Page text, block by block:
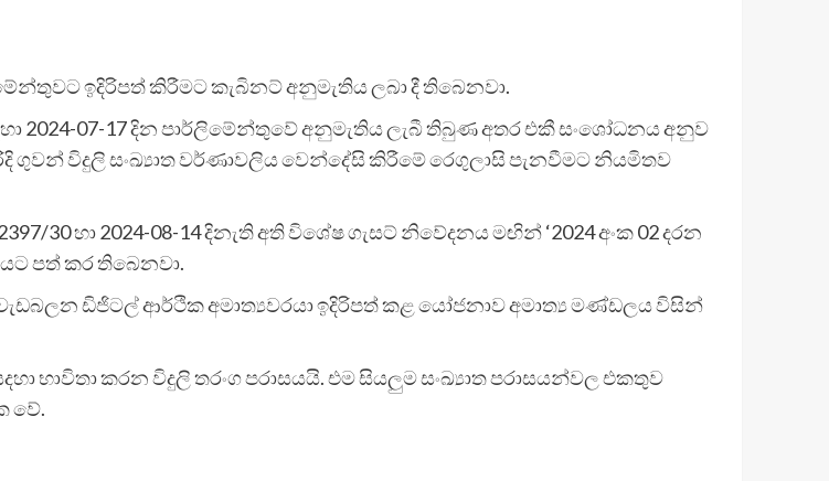
ඉදිරිපත් කිරීමට කැබිනට් අනුමැතිය ලබා දී තිබෙනවා.
2024-07-17 දින පාර්ලිමේන්තුවේ අනුමැතිය ලැබී තිබුණ අතර එකී සංශෝධනය අනුව
විදුලි සංඛ්‍යාත වර්ණාවලිය වෙන්දේසි කිරීමේ රෙගුලාසි පැනවීමට නියමිතව
30 හා 2024-08-14 දිනැති අති විශේෂ ගැසට් නිවේදනය මඟින් ‘2024 අංක 02 දරන
පත් කර තිබෙනවා.
ඩිජිටල් ආර්ථික අමාත්‍යවරයා ඉදිරිපත් කළ යෝජනාව අමාත්‍ය මණ්ඩලය විසින්
භාවිතා කරන විදුලි තරංග පරාසයයි. එම සියලුම සංඛ්‍යාත පරාසයන්වල එකතුව
වේ.